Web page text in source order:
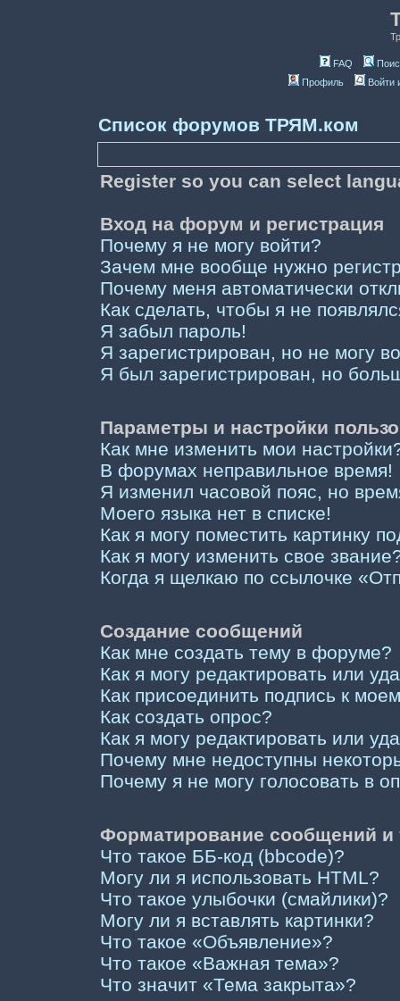
FAQ
Профиль
Войти
Список форумов ТРЯМ.ком
Register so you can select
Вход на форум и регистрация
Почему я не могу войти?
Зачем мне вообще нужно
Почему меня автоматически
Как сделать, чтобы я не
Я забыл пароль!
Я зарегистрирован, но не могу
Я был зарегистрирован, но
Параметры и настройки
Как мне изменить мои
В форумах неправильное время!
Я изменил часовой пояс, но
Моего языка нет в списке!
Как я могу поместить картинку
Как я могу изменить свое
Когда я щелкаю по ссылочке
Создание сообщений
Как мне создать тему в форуме?
Как я могу редактировать или
Как присоединить подпись к
Как создать опрос?
Как я могу редактировать или
Почему мне недоступны
Почему я не могу голосовать в
Форматирование сообщений
Что такое ББ-код (bbcode)?
Могу ли я использовать HTML?
Что такое улыбочки (смайлики)?
Могу ли я вставлять картинки?
Что такое «Объявление»?
Что такое «Важная тема»?
Что значит «Тема закрыта»?